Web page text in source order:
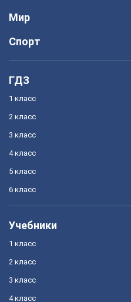
Мир
Спорт
ГДЗ
1 класс
2 класс
3 класс
4 класс
5 класс
6 класс
Учебники
1 класс
2 класс
3 класс
4 класс